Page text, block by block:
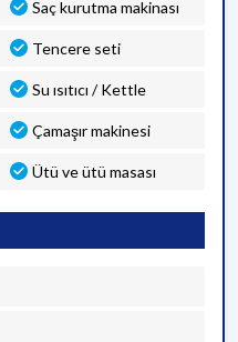
Saç kurutma makinası
Tencere seti
Su ısıtıcı / Kettle
Çamaşır makinesi
Ütü ve ütü masası